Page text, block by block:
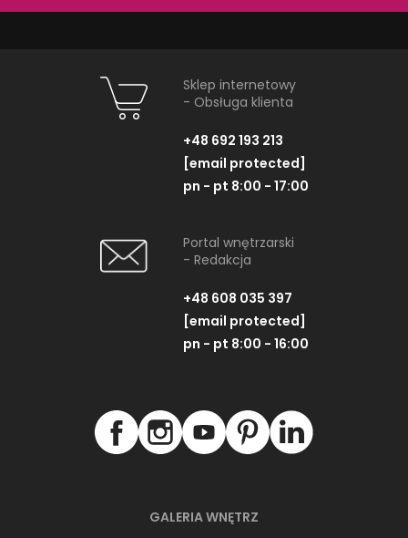
NAJNOWSZE ARTYKUŁY
66-metrowy apartament:
Młoda, żyjąca dynamicznie inwestorka przez
GALERIA WNĘTRZ
Sklep internetowy
- Obsługa klienta
+48 692 193 213
[email protected]
pn - pt 8:00 - 17:00
Portal wnętrzarski
- Redakcja
+48 608 035 397
[email protected]
pn - pt 8:00 - 16:00